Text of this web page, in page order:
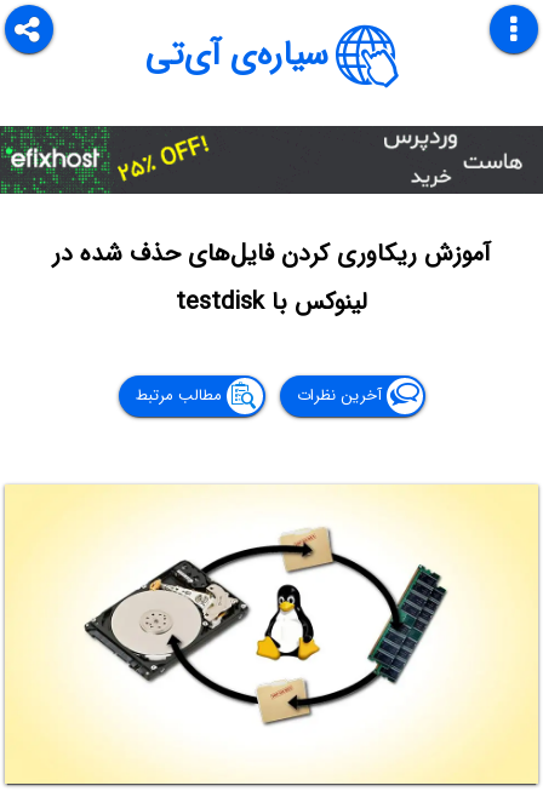
سیاره‌ی آی‌تی
آموزش ریکاوری کردن فایل‌های حذف شده در
لینوکس با testdisk
آخرین نظرات مطالب مرتبط